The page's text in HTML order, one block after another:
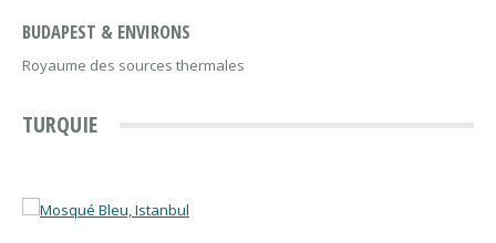
BUDAPEST & ENVIRONS
Royaume des sources thermales
TURQUIE